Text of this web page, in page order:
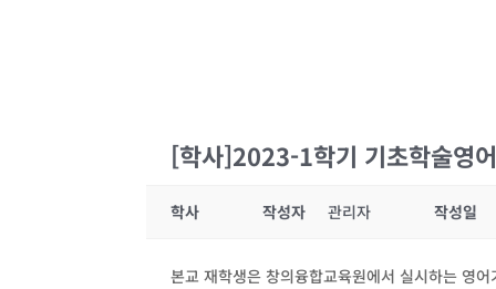
[학사]2023-1학기 기초학술영
학사 작성자 관리자 작성일
본교 재학생은 창의융합교육원에서 실시하는 영